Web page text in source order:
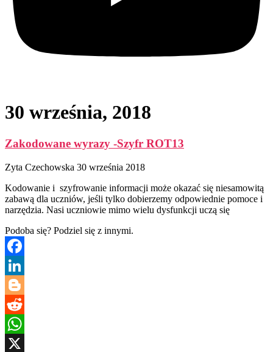
30 września, 2018
Zakodowane wyrazy -Szyfr ROT13
Zyta Czechowska 30 września 2018
Kodowanie i szyfrowanie informacji może okazać się niesamowitą
zabawą dla uczniów, jeśli tylko dobierzemy odpowiednie pomoce i
narzędzia. Nasi uczniowie mimo wielu dysfunkcji uczą się
Podoba się? Podziel się z innymi.
Facebook
LinkedIn
Blogger
Reddit
WhatsApp